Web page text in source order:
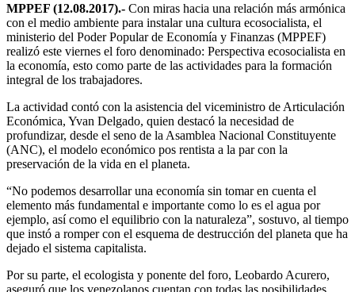
MPPEF (12.08.2017).- Con miras hacia una relación más armónica
con el medio ambiente para instalar una cultura ecosocialista, el
ministerio del Poder Popular de Economía y Finanzas (MPPEF)
realizó este viernes el foro denominado: Perspectiva ecosocialista en
la economía, esto como parte de las actividades para la formación
integral de los trabajadores.
La actividad contó con la asistencia del viceministro de Articulación
Económica, Yvan Delgado, quien destacó la necesidad de
profundizar, desde el seno de la Asamblea Nacional Constituyente
(ANC), el modelo económico pos rentista a la par con la
preservación de la vida en el planeta.
“No podemos desarrollar una economía sin tomar en cuenta el
elemento más fundamental e importante como lo es el agua por
ejemplo, así como el equilibrio con la naturaleza”, sostuvo, al tiempo
que instó a romper con el esquema de destrucción del planeta que ha
dejado el sistema capitalista.
Por su parte, el ecologista y ponente del foro, Leobardo Acurero,
aseguró que los venezolanos cuentan con todas las posibilidades